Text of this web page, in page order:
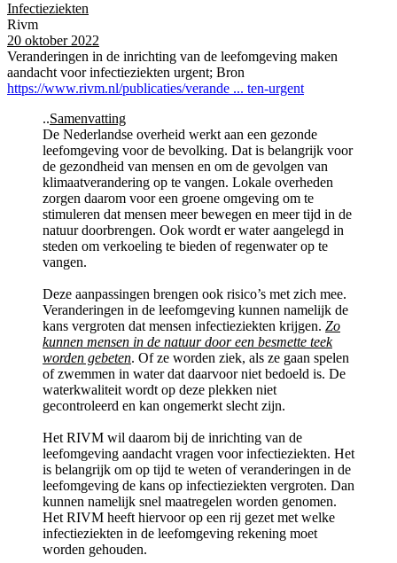
Infectieziekten
Rivm
20 oktober 2022
Veranderingen in de inrichting van de leefomgeving maken
aandacht voor infectieziekten urgent; Bron
https://www.rivm.nl/publicaties/verande ... ten-urgent
..Samenvatting
De Nederlandse overheid werkt aan een gezonde
leefomgeving voor de bevolking. Dat is belangrijk voor
de gezondheid van mensen en om de gevolgen van
klimaatverandering op te vangen. Lokale overheden
zorgen daarom voor een groene omgeving om te
stimuleren dat mensen meer bewegen en meer tijd in de
natuur doorbrengen. Ook wordt er water aangelegd in
steden om verkoeling te bieden of regenwater op te
vangen.
Deze aanpassingen brengen ook risico’s met zich mee.
Veranderingen in de leefomgeving kunnen namelijk de
kans vergroten dat mensen infectieziekten krijgen. Zo
kunnen mensen in de natuur door een besmette teek
worden gebeten. Of ze worden ziek, als ze gaan spelen
of zwemmen in water dat daarvoor niet bedoeld is. De
waterkwaliteit wordt op deze plekken niet
gecontroleerd en kan ongemerkt slecht zijn.
Het RIVM wil daarom bij de inrichting van de
leefomgeving aandacht vragen voor infectieziekten. Het
is belangrijk om op tijd te weten of veranderingen in de
leefomgeving de kans op infectieziekten vergroten. Dan
kunnen namelijk snel maatregelen worden genomen.
Het RIVM heeft hiervoor op een rij gezet met welke
infectieziekten in de leefomgeving rekening moet
worden gehouden.